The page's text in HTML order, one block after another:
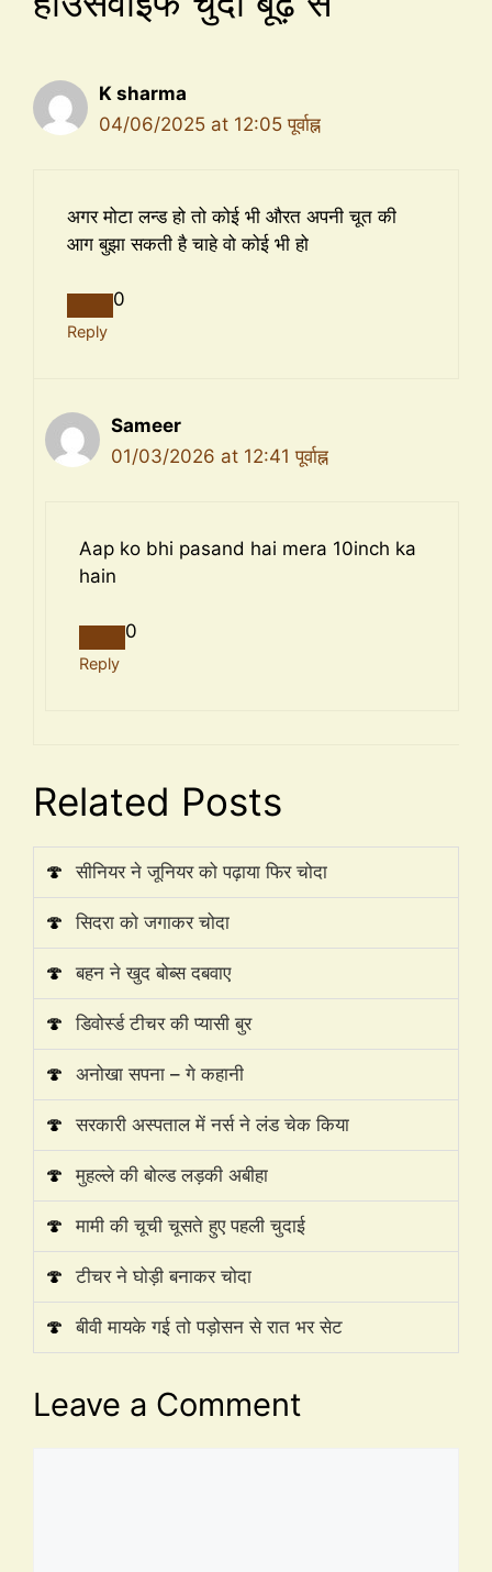
K sharma
04/06/2025 at 12:05 पूर्वाह्न
अगर मोटा लन्ड हो तो कोई भी औरत अपनी चूत की
आग बुझा सकती है चाहे वो कोई भी हो
0
Reply
Sameer
01/03/2026 at 12:41 पूर्वाह्न
Aap ko bhi pasand hai mera 10inch ka
hain
0
Reply
Related Posts
🍄 सीनियर ने जूनियर को पढ़ाया फिर चोदा
🍄 सिदरा को जगाकर चोदा
🍄 बहन ने खुद बोब्स दबवाए
🍄 डिवोर्स्ड टीचर की प्यासी बुर
🍄 अनोखा सपना – गे कहानी
🍄 सरकारी अस्पताल में नर्स ने लंड चेक किया
🍄 मुहल्ले की बोल्ड लड़की अबीहा
🍄 मामी की चूची चूसते हुए पहली चुदाई
🍄 टीचर ने घोड़ी बनाकर चोदा
🍄 बीवी मायके गई तो पड़ोसन से रात भर सेट
Leave a Comment